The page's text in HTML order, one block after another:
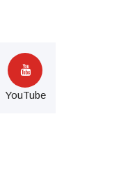
YouTube